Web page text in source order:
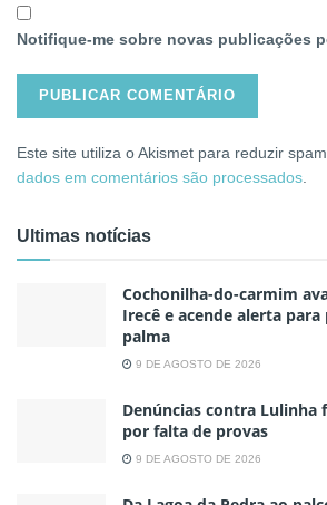
Notifique-me sobre novas publicações
Este site utiliza o Akismet para reduzir spam.
dados em comentários são processados
Ultimas notícias
Cochonilha-do-carmim
Irecê e acende alerta
palma
9 DE AGOSTO DE 2026
Denúncias contra Lulinha
por falta de provas
9 DE AGOSTO DE 2026